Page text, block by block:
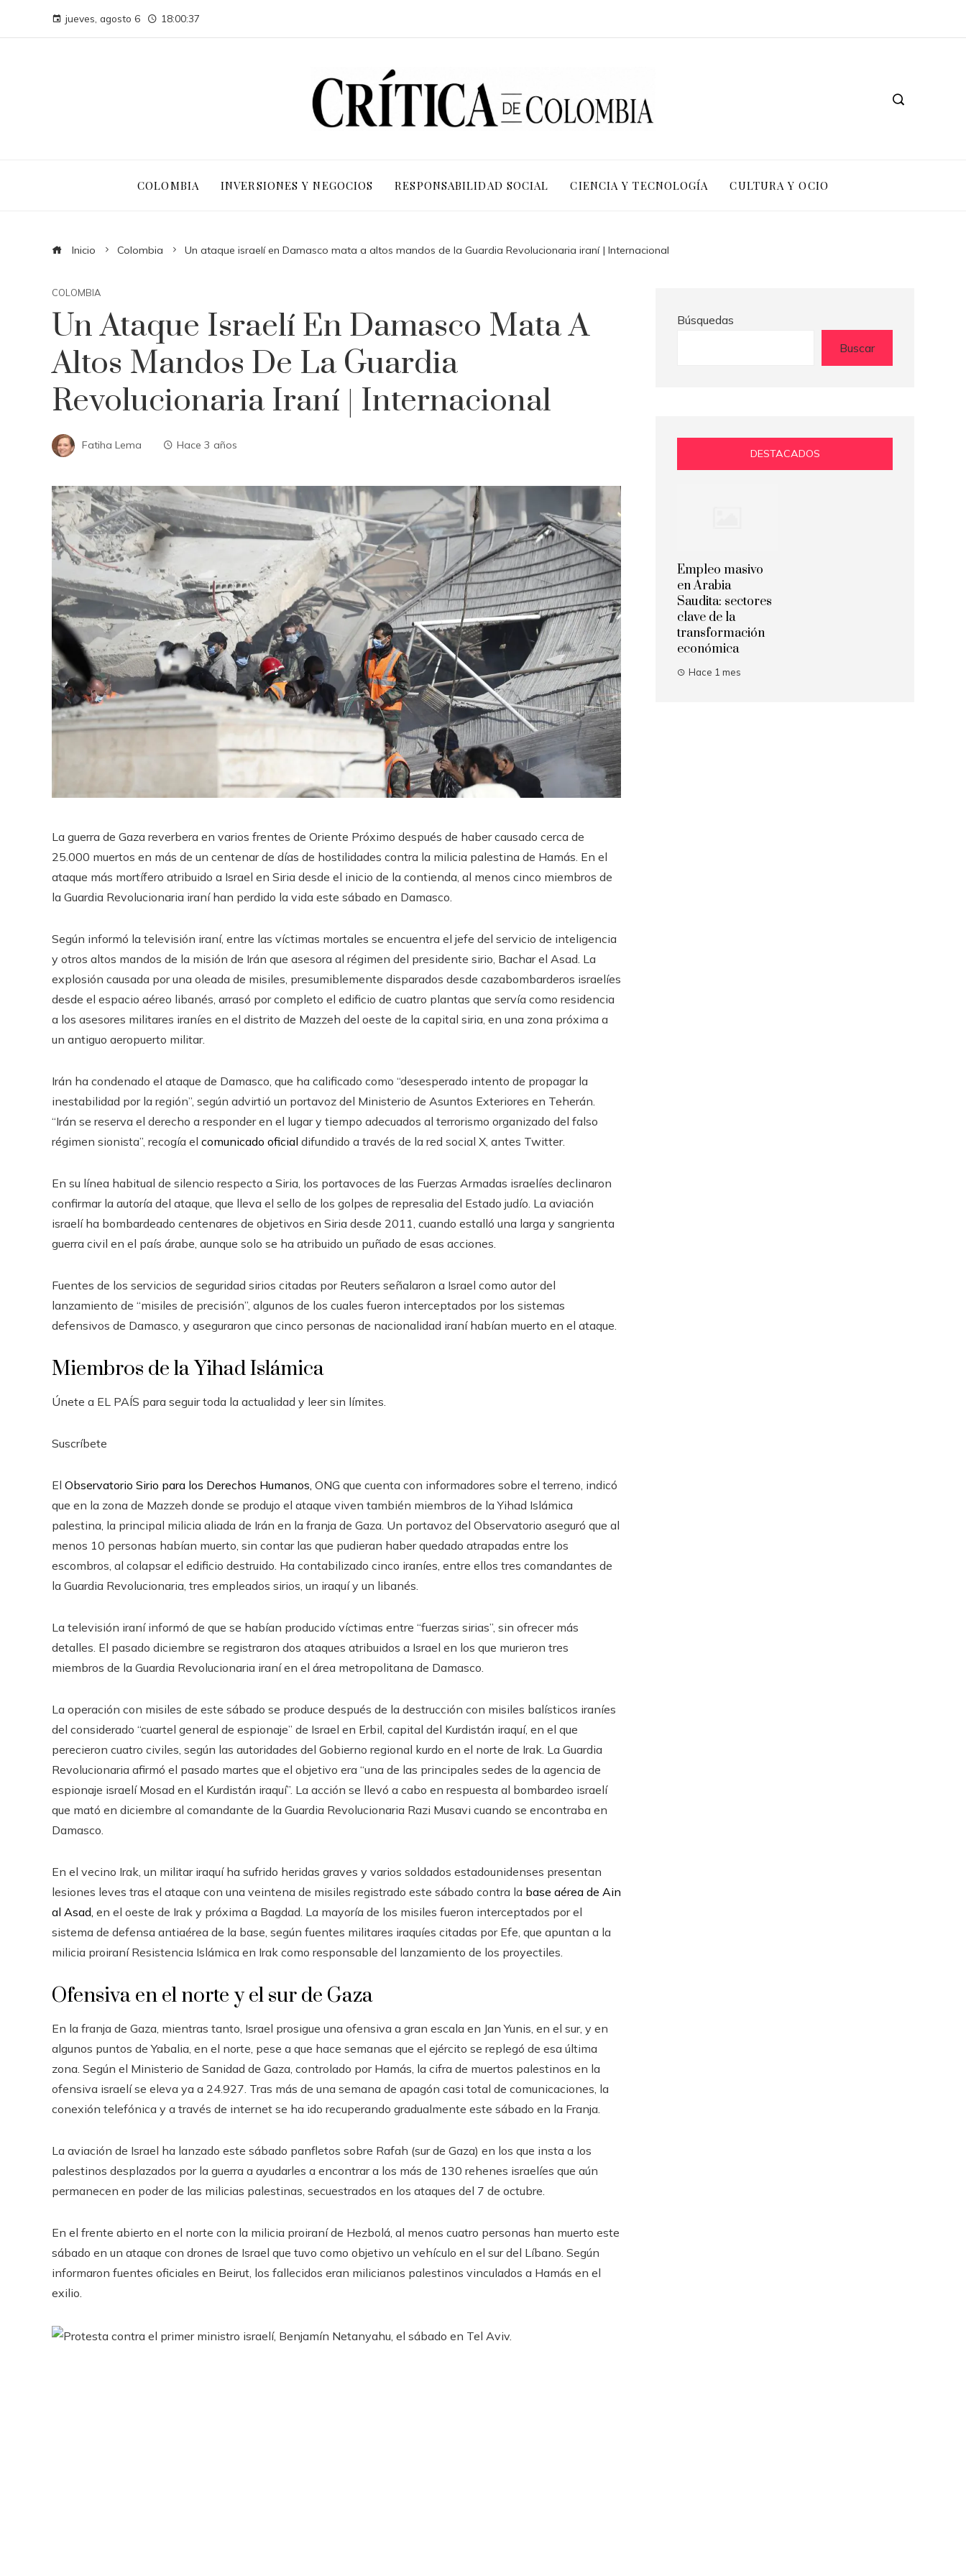
jueves, agosto 6 18:00:38
COLOMBIA INVERSIONES Y NEGOCIOS RESPONSABILIDAD SOCIAL CIENCIA Y TECNOLOGÍA CULTURA Y OCIO
Inicio Colombia Un ataque israelí en Damasco mata a altos mandos de la Guardia Revolucionaria iraní | Internacional
COLOMBIA
Un Ataque Israelí En Damasco Mata A
Altos Mandos De La Guardia
Revolucionaria Iraní | Internacional
Fatiha Lema Hace 3 años
La guerra de Gaza reverbera en varios frentes de Oriente Próximo después de haber causado cerca de
25.000 muertos en más de un centenar de días de hostilidades contra la milicia palestina de Hamás. En el
ataque más mortífero atribuido a Israel en Siria desde el inicio de la contienda, al menos cinco miembros de
la Guardia Revolucionaria iraní han perdido la vida este sábado en Damasco.
Según informó la televisión iraní, entre las víctimas mortales se encuentra el jefe del servicio de inteligencia
y otros altos mandos de la misión de Irán que asesora al régimen del presidente sirio, Bachar el Asad. La
explosión causada por una oleada de misiles, presumiblemente disparados desde cazabombarderos israelíes
desde el espacio aéreo libanés, arrasó por completo el edificio de cuatro plantas que servía como residencia
a los asesores militares iraníes en el distrito de Mazzeh del oeste de la capital siria, en una zona próxima a
un antiguo aeropuerto militar.
Irán ha condenado el ataque de Damasco, que ha calificado como “desesperado intento de propagar la
inestabilidad por la región”, según advirtió un portavoz del Ministerio de Asuntos Exteriores en Teherán.
“Irán se reserva el derecho a responder en el lugar y tiempo adecuados al terrorismo organizado del falso
régimen sionista”, recogía el comunicado oficial difundido a través de la red social X, antes Twitter.
En su línea habitual de silencio respecto a Siria, los portavoces de las Fuerzas Armadas israelíes declinaron
confirmar la autoría del ataque, que lleva el sello de los golpes de represalia del Estado judío. La aviación
israelí ha bombardeado centenares de objetivos en Siria desde 2011, cuando estalló una larga y sangrienta
guerra civil en el país árabe, aunque solo se ha atribuido un puñado de esas acciones.
Fuentes de los servicios de seguridad sirios citadas por Reuters señalaron a Israel como autor del
lanzamiento de “misiles de precisión”, algunos de los cuales fueron interceptados por los sistemas
defensivos de Damasco, y aseguraron que cinco personas de nacionalidad iraní habían muerto en el ataque.
Miembros de la Yihad Islámica
Únete a EL PAÍS para seguir toda la actualidad y leer sin límites.
Suscríbete
El Observatorio Sirio para los Derechos Humanos, ONG que cuenta con informadores sobre el terreno, indicó
que en la zona de Mazzeh donde se produjo el ataque viven también miembros de la Yihad Islámica
palestina, la principal milicia aliada de Irán en la franja de Gaza. Un portavoz del Observatorio aseguró que al
menos 10 personas habían muerto, sin contar las que pudieran haber quedado atrapadas entre los
escombros, al colapsar el edificio destruido. Ha contabilizado cinco iraníes, entre ellos tres comandantes de
la Guardia Revolucionaria, tres empleados sirios, un iraquí y un libanés.
La televisión iraní informó de que se habían producido víctimas entre “fuerzas sirias”, sin ofrecer más
detalles. El pasado diciembre se registraron dos ataques atribuidos a Israel en los que murieron tres
miembros de la Guardia Revolucionaria iraní en el área metropolitana de Damasco.
La operación con misiles de este sábado se produce después de la destrucción con misiles balísticos iraníes
del considerado “cuartel general de espionaje” de Israel en Erbil, capital del Kurdistán iraquí, en el que
perecieron cuatro civiles, según las autoridades del Gobierno regional kurdo en el norte de Irak. La Guardia
Revolucionaria afirmó el pasado martes que el objetivo era “una de las principales sedes de la agencia de
espionaje israelí Mosad en el Kurdistán iraquí”. La acción se llevó a cabo en respuesta al bombardeo israelí
que mató en diciembre al comandante de la Guardia Revolucionaria Razi Musavi cuando se encontraba en
Damasco.
En el vecino Irak, un militar iraquí ha sufrido heridas graves y varios soldados estadounidenses presentan
lesiones leves tras el ataque con una veintena de misiles registrado este sábado contra la base aérea de Ain
al Asad, en el oeste de Irak y próxima a Bagdad. La mayoría de los misiles fueron interceptados por el
sistema de defensa antiaérea de la base, según fuentes militares iraquíes citadas por Efe, que apuntan a la
milicia proiraní Resistencia Islámica en Irak como responsable del lanzamiento de los proyectiles.
Ofensiva en el norte y el sur de Gaza
En la franja de Gaza, mientras tanto, Israel prosigue una ofensiva a gran escala en Jan Yunis, en el sur, y en
algunos puntos de Yabalia, en el norte, pese a que hace semanas que el ejército se replegó de esa última
zona. Según el Ministerio de Sanidad de Gaza, controlado por Hamás, la cifra de muertos palestinos en la
ofensiva israelí se eleva ya a 24.927. Tras más de una semana de apagón casi total de comunicaciones, la
conexión telefónica y a través de internet se ha ido recuperando gradualmente este sábado en la Franja.
La aviación de Israel ha lanzado este sábado panfletos sobre Rafah (sur de Gaza) en los que insta a los
palestinos desplazados por la guerra a ayudarles a encontrar a los más de 130 rehenes israelíes que aún
permanecen en poder de las milicias palestinas, secuestrados en los ataques del 7 de octubre.
En el frente abierto en el norte con la milicia proiraní de Hezbolá, al menos cuatro personas han muerto este
sábado en un ataque con drones de Israel que tuvo como objetivo un vehículo en el sur del Líbano. Según
informaron fuentes oficiales en Beirut, los fallecidos eran milicianos palestinos vinculados a Hamás en el
exilio.
Búsquedas
Buscar
DESTACADOS
Empleo masivo
en Arabia
Saudita: sectores
clave de la
transformación
económica
Hace 1 mes